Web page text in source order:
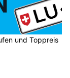
und Toppreis